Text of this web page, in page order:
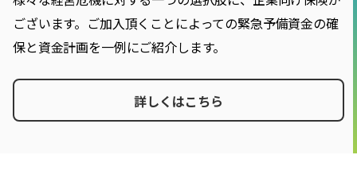
ございます。ご加入頂くことによっての緊急予備資金の確
保と資金計画を一例にご紹介します。
詳しくはこちら